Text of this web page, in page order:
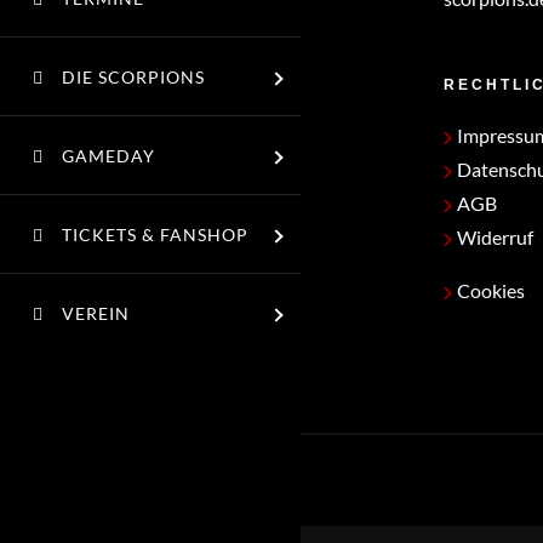
DIE SCORPIONS
GAMEDAY
TICKETS & FANSHOP
VEREIN
AGB
Widerruf
Cookies